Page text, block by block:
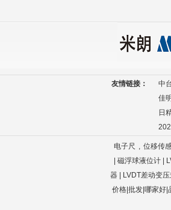
友情链接： 中
佳
日
电子尺 , 位移传
| 磁浮球液位计 |
器| LVDT差动变
价格|批发|哪家好|